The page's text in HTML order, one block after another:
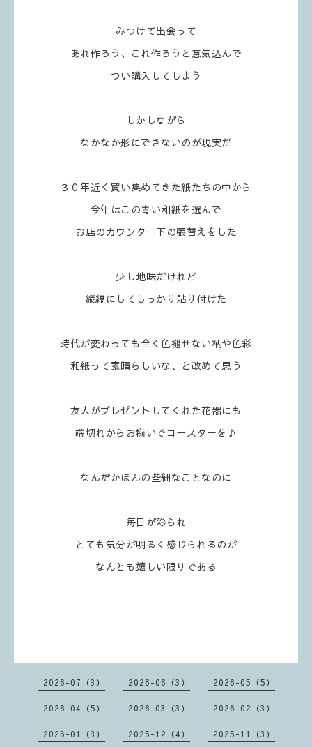
みつけて出会って
あれ作ろう、これ作ろうと意気込んで
つい購入してしまう
しかしながら
なかなか形にできないのが現実だ
３０年近く買い集めてきた紙たちの中から
今年はこの青い和紙を選んで
お店のカウンター下の張替えをした
少し地味だけれど
縦縞にしてしっかり貼り付けた
時代が変わっても全く色褪せない柄や色彩
和紙って素晴らしいな、と改めて思う
友人がプレゼントしてくれた花器にも
端切れからお揃いでコースターを♪
なんだかほんの些細なことなのに
毎日が彩られ
とても気分が明るく感じられるのが
なんとも嬉しい限りである
2026-07（3） 2026-06（3） 2026-05（5）
2026-04（5） 2026-03（3） 2026-02（3）
2026-01（3） 2025-12（4） 2025-11（3）